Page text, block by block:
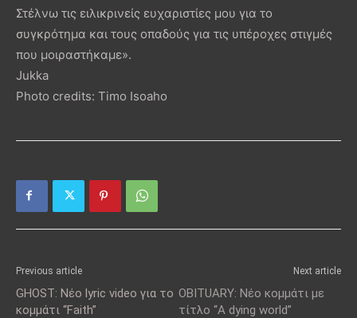
Στέλνω τις ειλικρινείς ευχαριστίες μου για το
συγκρότημα και τους οπαδούς για τις υπέροχες στιγμές
που μοιραστήκαμε».
Jukka
Photo credits: Timo Isoaho
Previous article
GHOST: Νέο lyric video για το
κομμάτι “Faith”
Next article
OBITUARY: Νέο κομμάτι με
τίτλο “A dying world”